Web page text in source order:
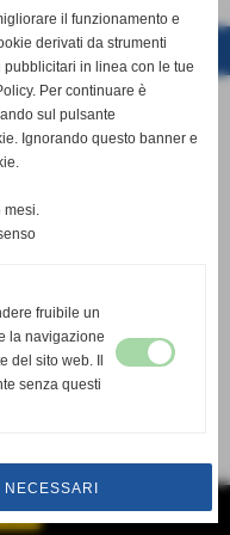
il funzionamento e
derivati da strumenti
in linea con le tue
Per continuare è
sul pulsante
Ignorando questo banner e
mesi.
fruibile un
la navigazione
del sito web. Il
senza questi
SITO